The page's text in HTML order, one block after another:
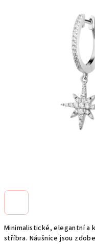
Minimalistické, elegantní a
stříbra. Náušnice jsou
hvězdiček.